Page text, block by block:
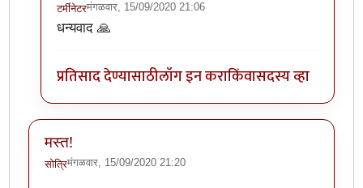
टर्मीनेटरमंगळवार, 15/09/2020 21:06
In reply to
धन्यवाद 🙏
प्रतिसाद देण्यासाठीलॉग इन कराकिंवासदस्य व्हा
मस्त!
सोत्रिमंगळवार, 15/09/2020 21:20